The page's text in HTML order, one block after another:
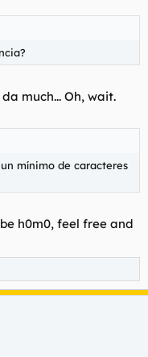
much... Oh, wait.
mínimo de caracteres
h0m0, feel free and